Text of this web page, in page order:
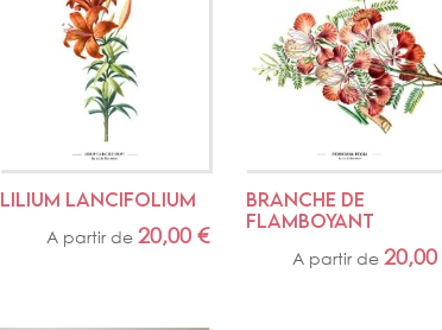
LILIUM LANCIFOLIUM
A partir de20,00€
BRANCHE DE
FLAMBOYANT
A partir de 20,00